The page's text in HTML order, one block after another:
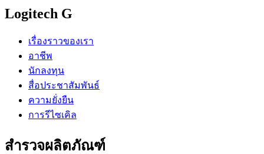
Logitech G
เรื่องราวของเรา
อาชีพ
นักลงทุน
สื่อประชาสัมพันธ์
ความยั่งยืน
การรีไซเคิล
สำรวจผลิตภัณฑ์